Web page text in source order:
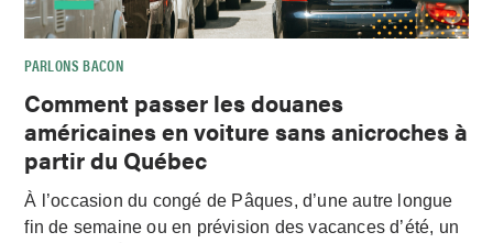
PARLONS BACON
Comment passer les douanes
américaines en voiture sans anicroches à
partir du Québec
À l’occasion du congé de Pâques, d’une autre longue
fin de semaine ou en prévision des vacances d’été, un